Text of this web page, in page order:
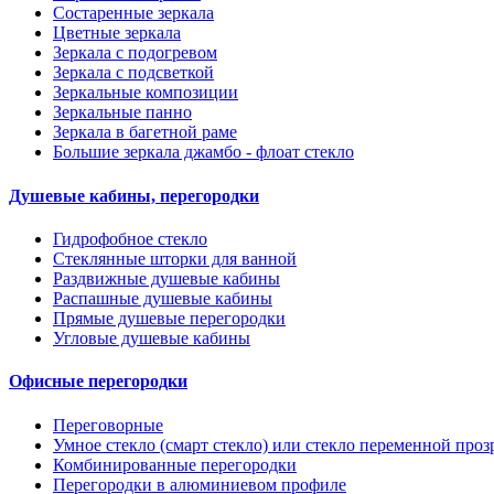
Состаренные зеркала
Цветные зеркала
Зеркала с подогревом
Зеркала с подсветкой
Зеркальные композиции
Зеркальные панно
Зеркала в багетной раме
Большие зеркала джамбо - флоат стекло
Душевые кабины, перегородки
Гидрофобное стекло
Стеклянные шторки для ванной
Раздвижные душевые кабины
Распашные душевые кабины
Прямые душевые перегородки
Угловые душевые кабины
Офисные перегородки
Переговорные
Умное стекло (смарт стекло) или стекло переменной
Комбинированные перегородки
Перегородки в алюминиевом профиле